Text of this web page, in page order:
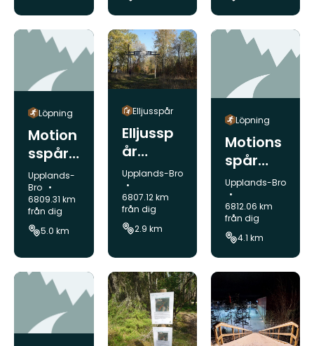
Löpning
Motion
sspår
Lillsjön
Örnäss
jön
Kommun:
Upplands-
Bro
6809.31 km
från dig
5.0 km
Elljusspår
Elljussp
år
Lejondal
Kommun:
Upplands-Bro
6807.12 km
från dig
2.9 km
Löpning
Motions
spår
Gröna
Dalen
Kommun:
Upplands-Bro
6812.06 km
från dig
4.1 km